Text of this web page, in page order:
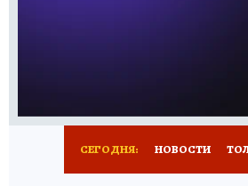
СЕГОДНЯ: НОВОСТИ